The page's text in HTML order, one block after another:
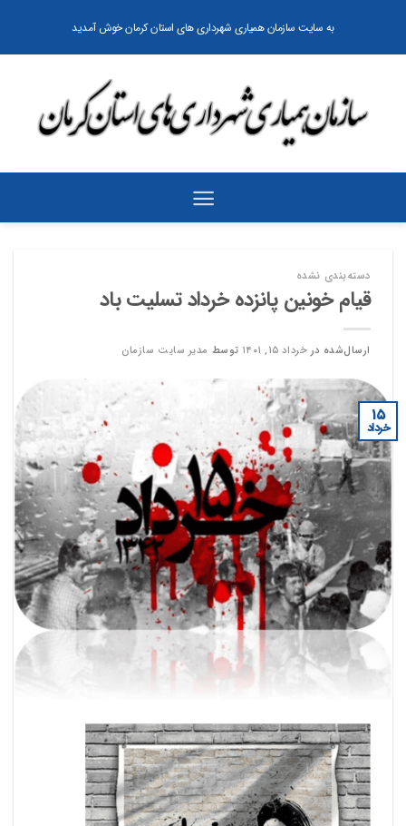
محتوا
به سایت سازمان همیاری شهرداری های استان کرمان خوش آمدید
دسته‌بندی نشده
قیام خونین پانزده خرداد تسلیت باد
ارسال‌شده در خرداد ۱۵, ۱۴۰۱ توسط مدیر سایت سازمان
۱۵
خرداد